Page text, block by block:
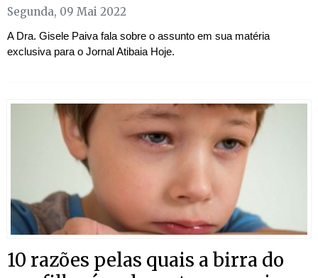
Segunda, 09 Mai 2022
A Dra. Gisele Paiva fala sobre o assunto em sua matéria
exclusiva para o Jornal Atibaia Hoje.
10 razões pelas quais a birra do